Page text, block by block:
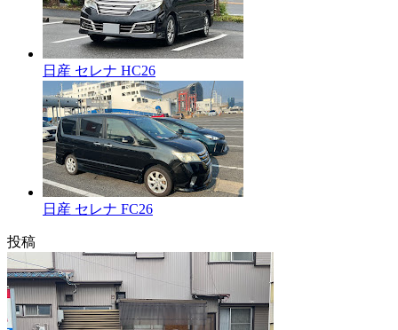
日産 セレナ HC26
日産 セレナ FC26
投稿